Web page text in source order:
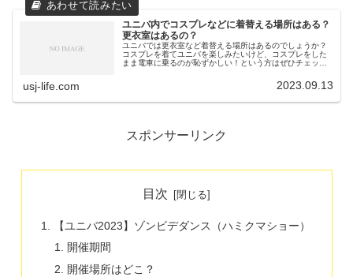
ユニバ内でコスプレなどに着替える場所はある？
更衣室はあるの？
ユニバでは更衣室など着替える場所はあるのでしょうか？
コスプレを着てユニバを楽しみたいけど、コスプレをした
まま電車に乗るのが恥ずかしい！という方はぜひチェック
usj-life.com 2023.09.13
スポンサーリンク
目次
【ユニバ2023】ゾンビデダンス（ハミクマショー）
開催期間
開催場所はどこ？